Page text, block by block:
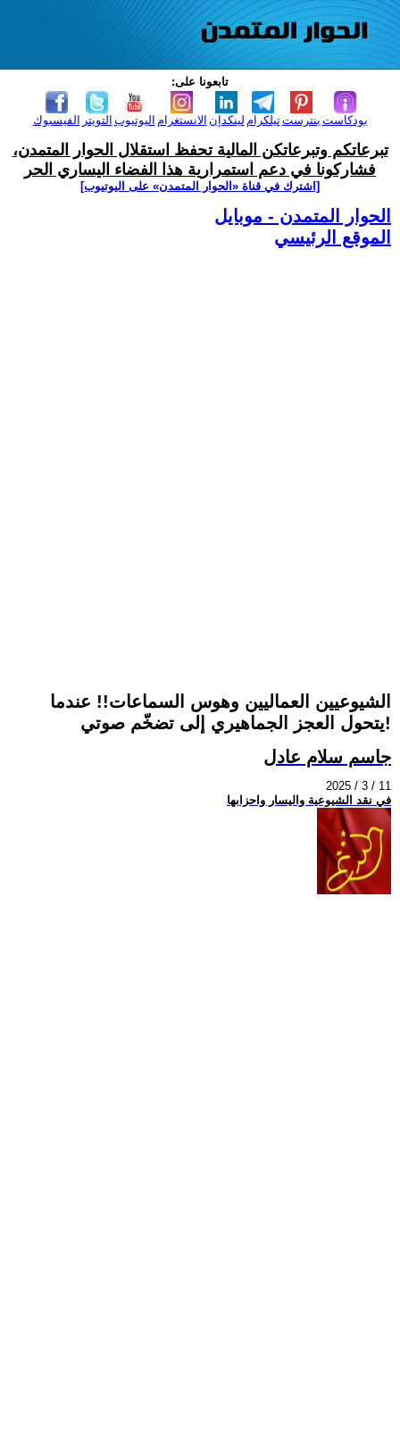
تابعونا على:
الفيسبوك التويتر اليوتيوب الانستغرام لينكدإن تيلكرامبنترست بودكاست
تبرعاتكم وتبرعاتكن المالية تحفظ استقلال الحوار المتمدن،
فشاركونا في دعم استمرارية هذا الفضاء اليساري الحر
[اشترك في قناة ‫«الحوار المتمدن» على اليوتيوب]
الحوار المتمدن - موبايل
الموقع الرئيسي
الشيوعيين العماليين وهوس السماعات!! عندما
يتحول العجز الجماهيري إلى تضخّم صوتي!
جاسم سلام عادل
2025 / 3 / 11
في نقد الشيوعية واليسار واحزابها